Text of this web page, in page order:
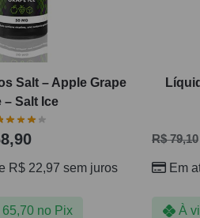
Salt – Apple Grape
– Salt Ice
R$ 22,97 sem juros
no Pix
R$79,10
Em
À